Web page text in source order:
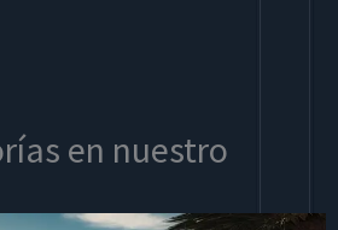
en nuestro